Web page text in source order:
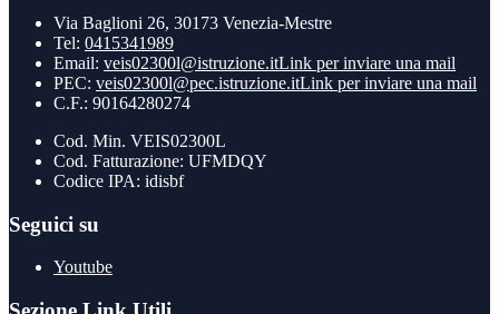
Via Baglioni 26, 30173 Venezia-Mestre
Tel: 0415341989
Email: veis02300l@istruzione.itLink per inviare una mail
PEC: veis02300l@pec.istruzione.itLink per inviare una mail
C.F.: 90164280274
Cod. Min. VEIS02300L
Cod. Fatturazione: UFMDQY
Codice IPA: idisbf
Seguici su
Youtube